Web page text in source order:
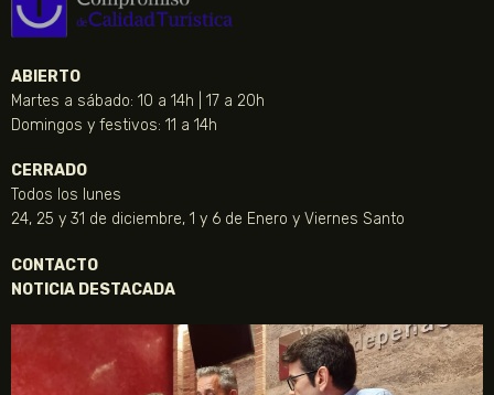
ABIERTO
Martes a sábado: 10 a 14h | 17 a 20h
Domingos y festivos: 11 a 14h
CERRADO
Todos los lunes
24, 25 y 31 de diciembre, 1 y 6 de Enero y Viernes Santo
CONTACTO
NOTICIA DESTACADA